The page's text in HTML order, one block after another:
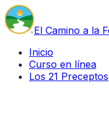
El Camino a la
Inicio
Curso en línea
Los 21 Preceptos